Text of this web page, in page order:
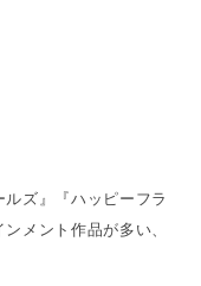
ルズ』『ハッピーフラ
メント作品が多い、